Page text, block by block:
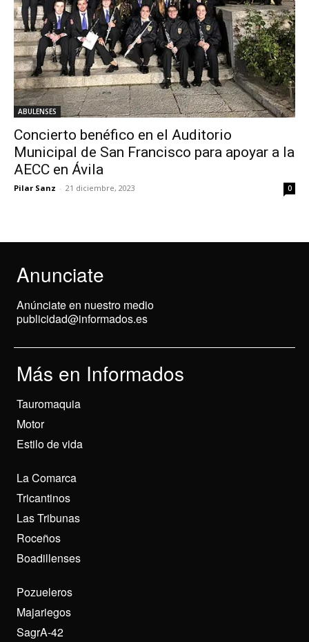
ABULENSES
Concierto benéfico en el Auditorio
Municipal de San Francisco para apoyar a la
AECC en Ávila
Pilar Sanz - 21 diciembre, 2023 0
Anunciate
Anúnciate en nuestro medio
publicidad@informados.es
Más en Informados
Tauromaquia
Motor
Estilo de vida
La Comarca
Tricantinos
Las Tribunas
Roceños
Boadillenses
Pozueleros
Majariegos
SagrA-42